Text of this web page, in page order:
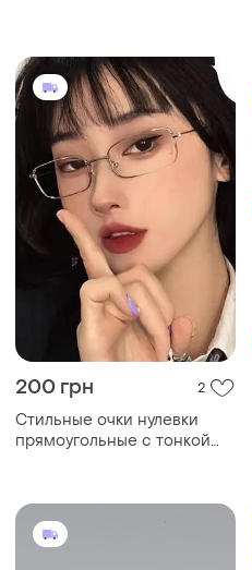
200 грн 2
Стильные очки нулевки
прямоугольные с тонкой